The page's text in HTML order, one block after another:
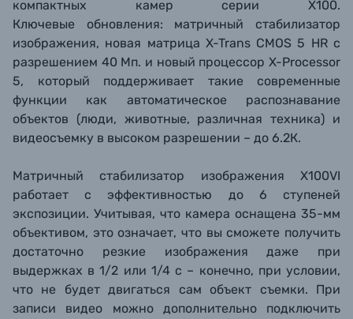
компактных камер серии X100.
Ключевые обновления: матричный стабилизатор
изображения, новая матрица X-Trans CMOS 5 HR с
разрешением 40 Мп. и новый процессор X-Processor
5, который поддерживает такие современные
функции как автоматическое распознавание
объектов (люди, животные, различная техника) и
видеосъемку в высоком разрешении – до 6.2К.
Матричный стабилизатор изображения X100VI
работает с эффективностью до 6 ступеней
экспозиции. Учитывая, что камера оснащена 35-мм
объективом, это означает, что вы сможете получить
достаточно резкие изображения даже при
выдержках в 1/2 или 1/4 с – конечно, при условии,
что не будет двигаться сам объект съемки. При
записи видео можно дополнительно подключить